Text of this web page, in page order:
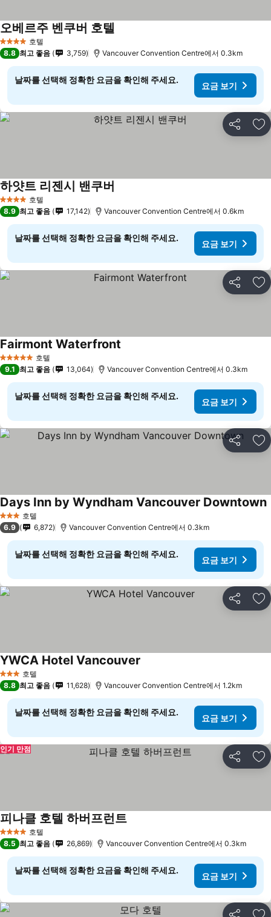
4 성급 호텔
오베르주 벤쿠버 호텔
8.8 최고 좋음 3,759 Vancouver Convention Centre에서 0.3km
날짜를 선택해 정확한 요금을 확인해 주세요.
요금 보기
공유 즐
4 성급 호텔
하얏트 리젠시 밴쿠버
8.9 최고 좋음 17,142 Vancouver Convention Centre에서 0.6km
날짜를 선택해 정확한 요금을 확인해 주세요.
요금 보기
공유 즐
5 성급 호텔
Fairmont Waterfront
9.1 최고 좋음 13,064 Vancouver Convention Centre에서 0.3km
날짜를 선택해 정확한 요금을 확인해 주세요.
요금 보기
공유 즐
3 성급 호텔
Days Inn by Wyndham Vancouver Downtown
6.9 6,872 Vancouver Convention Centre에서 0.3km
날짜를 선택해 정확한 요금을 확인해 주세요.
요금 보기
공유 즐
3 성급 호텔
YWCA Hotel Vancouver
8.8 최고 좋음 11,628 Vancouver Convention Centre에서 1.2km
날짜를 선택해 정확한 요금을 확인해 주세요.
요금 보기
공유 즐
인기 만점
4 성급 호텔
피나클 호텔 하버프런트
8.5 최고 좋음 26,869 Vancouver Convention Centre에서 0.3km
날짜를 선택해 정확한 요금을 확인해 주세요.
요금 보기